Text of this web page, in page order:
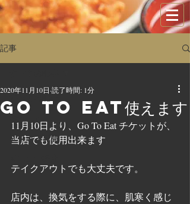
記事
すべての記事
お知らせ
スタッフ募集
Go To Eat使えます
2020年11月10日 読了時間: 1分
11月10日より、Go To Eat チケットが、
当店でも使用出来ます
テイクアウトでも大丈夫です。
店内は、換気をする際に、肌寒く感じ